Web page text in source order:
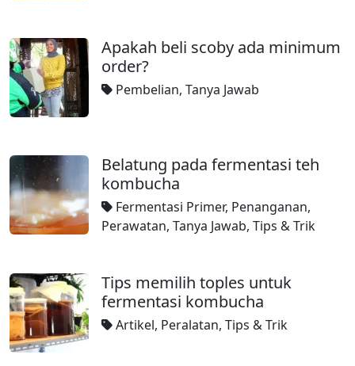
Apakah beli scoby ada minimum
order?
Pembelian, Tanya Jawab
Belatung pada fermentasi teh
kombucha
Fermentasi Primer, Penanganan,
Perawatan, Tanya Jawab, Tips & Trik
Tips memilih toples untuk
fermentasi kombucha
Artikel, Peralatan, Tips & Trik